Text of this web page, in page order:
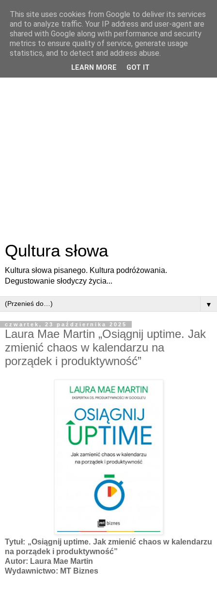
Qultura słowa
Kultura słowa pisanego. Kultura podróżowania.
Degustowanie słodyczy życia...
▼
czwartek, 23 października 2025
Laura Mae Martin „Osiągnij uptime. Jak
zmienić chaos w kalendarzu na
porządek i produktywność”
Tytuł: „Osiągnij uptime. Jak zmienić chaos w kalendarzu
na porządek i produktywność”
Autor: Laura Mae Martin
Wydawnictwo: MT Biznes
This site uses cookies from Google to deliver its services
and to analyze traffic. Your IP address and user-agent are
shared with Google along with performance and security
metrics to ensure quality of service, generate usage
statistics, and to detect and address abuse.
LEARN MORE GOT IT